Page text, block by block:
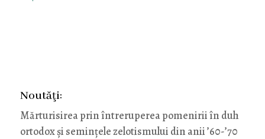
Noutăţi:
Mărturisirea prin întreruperea pomenirii în duh
ortodox și semințele zelotismului din anii ’60-’70